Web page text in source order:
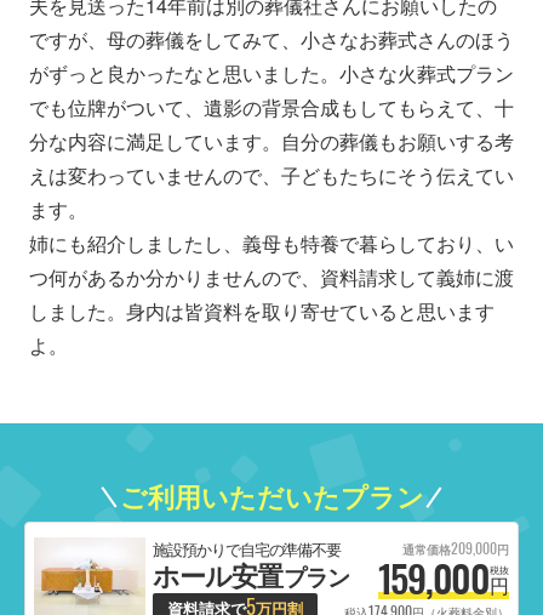
夫を見送った14年前は別の葬儀社さんにお願いしたの
ですが、母の葬儀をしてみて、小さなお葬式さんのほう
がずっと良かったなと思いました。小さな火葬式プラン
でも位牌がついて、遺影の背景合成もしてもらえて、十
分な内容に満足しています。自分の葬儀もお願いする考
えは変わっていませんので、子どもたちにそう伝えてい
ます。
姉にも紹介しましたし、義母も特養で暮らしており、い
つ何があるか分かりませんので、資料請求して義姉に渡
しました。身内は皆資料を取り寄せていると思います
よ。
ご利用いただいたプラン
施設預かりで自宅の準備不要
ホール安置プラン
資料請求で5万円割
通常価格209,000円
159,000円
税抜
174,900